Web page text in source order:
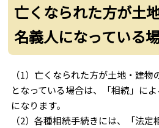
亡くなられた方が土
名義人になっている
（1）亡くなられた方が土地・建物
となっている場合は、「相続」に
になります。
（2）各種相続手続きには、「法